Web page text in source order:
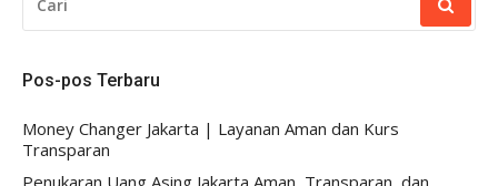
UNTUK:
Pos-pos Terbaru
Money Changer Jakarta | Layanan Aman dan Kurs
Transparan
Penukaran Uang Asing Jakarta Aman, Transparan, dan